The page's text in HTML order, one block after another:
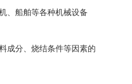
、船舶等各种机械设备
成分、烧结条件等因素的